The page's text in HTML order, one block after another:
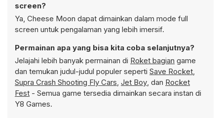
screen?
Ya, Cheese Moon dapat dimainkan dalam mode full
screen untuk pengalaman yang lebih imersif.
Permainan apa yang bisa kita coba selanjutnya?
Jelajahi lebih banyak permainan di Roket bagian game
dan temukan judul-judul populer seperti Save Rocket,
Supra Crash Shooting Fly Cars, Jet Boy, dan Rocket
Fest - Semua game tersedia dimainkan secara instan di
Y8 Games.